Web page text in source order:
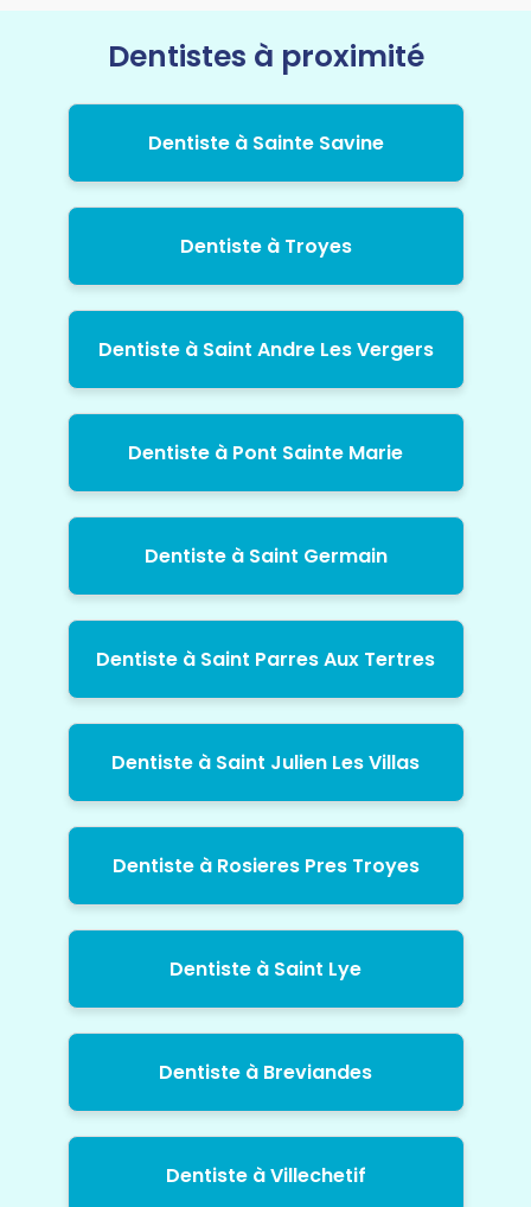
Dentistes à proximité
Dentiste à Sainte Savine
Dentiste à Troyes
Dentiste à Saint Andre Les Vergers
Dentiste à Pont Sainte Marie
Dentiste à Saint Germain
Dentiste à Saint Parres Aux Tertres
Dentiste à Saint Julien Les Villas
Dentiste à Rosieres Pres Troyes
Dentiste à Saint Lye
Dentiste à Breviandes
Dentiste à Villechetif